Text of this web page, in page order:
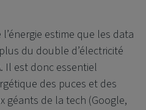
estime que les data
du double d’électricité
Il est donc essentiel
des puces et des
géants de la tech (Google,